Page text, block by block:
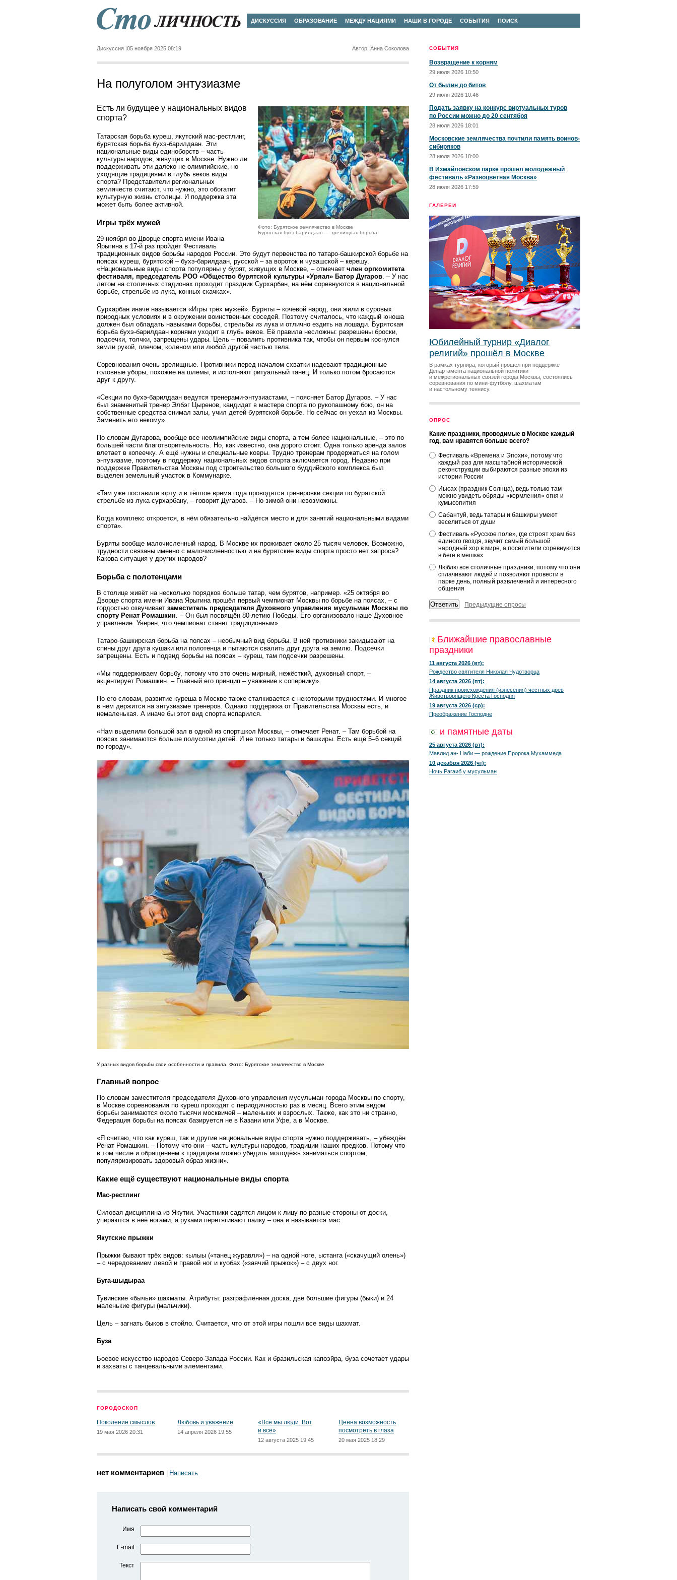
ДИСКУССИЯ ОБРАЗОВАНИЕ МЕЖДУ НАЦИЯМИ НАШИ В ГОРОДЕ СОБЫТИЯ ПОИСК
СОБЫТИЯ
Возвращение к корням
29 июля 2026 10:50
От былин до битов
29 июля 2026 10:46
Подать заявку на конкурс виртуальных туров
по России можно до 20 сентября
28 июля 2026 18:01
Московские землячества почтили память воинов-
сибиряков
28 июля 2026 18:00
В Измайловском парке прошёл молодёжный
фестиваль «Разноцветная Москва»
28 июля 2026 17:59
ГАЛЕРЕИ
Юбилейный турнир «Диалог
религий» прошёл в Москве
В рамках турнира, который прошел при поддержке
Департамента национальной политики
и межрегиональных связей города Москвы, состоялись
соревнования по мини-футболу, шахматам
и настольному теннису.
ОПРОС
Какие праздники, проводимые в Москве каждый
год, вам нравятся больше всего?
Фестиваль «Времена и Эпохи», потому что
каждый раз для масштабной исторической
реконструкции выбираются разные эпохи из
истории России
Иысах (праздник Солнца), ведь только там
можно увидеть обряды «кормления» огня и
кумысопития
Сабантуй, ведь татары и башкиры умеют
веселиться от души
Фестиваль «Русское поле», где строят храм без
единого гвоздя, звучит самый большой
народный хор в мире, а посетители соревнуются
в беге в мешках
Люблю все столичные праздники, потому что они
сплачивают людей и позволяют провести в
парке день, полный развлечений и интересного
общения
Предыдущие опросы
Ближайшие православные
праздники
11 августа 2026 (вт):
Рождество святителя Николая Чудотворца
14 августа 2026 (пт):
Праздник происхождения (изнесения) честных древ
Животворящего Креста Господня
19 августа 2026 (ср):
Преображение Господне
и памятные даты
25 августа 2026 (вт):
Мавлид ан- Наби — рождение Пророка Мухаммеда
10 декабря 2026 (чт):
Ночь Рагаиб у мусульман
Дискуссия 05 ноября 2025 08:19 Автор: Анна Соколова
На полуголом энтузиазме
Фото: Бурятское землячество в Москве
Бурятская бухэ-барилдаан — зрелищная борьба.
Есть ли будущее у национальных видов
спорта?
Татарская борьба куреш, якутский мас-рестлинг,
бурятская борьба бухэ-барилдаан. Эти
национальные виды единоборств – часть
культуры народов, живущих в Москве. Нужно ли
поддерживать эти далеко не олимпийские, но
уходящие традициями в глубь веков виды
спорта? Представители региональных
землячеств считают, что нужно, это обогатит
культурную жизнь столицы. И поддержка эта
может быть более активной.
Игры трёх мужей
29 ноября во Дворце спорта имени Ивана
Ярыгина в 17‑й раз пройдёт Фестиваль
традиционных видов борьбы народов России. Это будут первенства по татаро-башкирской борьбе на
поясах куреш, бурятской – бухэ-барилдаан, русской – за вороток и чувашской – керешу.
«Национальные виды спорта популярны у бурят, живущих в Москве, – отмечает член оргкомитета
фестиваля, председатель РОО «Общество бурятской культуры «Уряал» Батор Дугаров. – У нас
летом на столичных стадионах проходит праздник Сурхарбан, на нём соревнуются в национальной
борьбе, стрельбе из лука, конных скачках».
Сурхарбан иначе называется «Игры трёх мужей». Буряты – кочевой народ, они жили в суровых
природных условиях и в окружении воинственных соседей. Поэтому считалось, что каждый юноша
должен был обладать навыками борьбы, стрельбы из лука и отлично ездить на лошади. Бурятская
борьба бухэ-барилдаан корнями уходит в глубь веков. Её правила несложны: разрешены броски,
подсечки, толчки, запрещены удары. Цель – повалить противника так, чтобы он первым коснулся
земли рукой, плечом, коленом или любой другой частью тела.
Соревнования очень зрелищные. Противники перед началом схватки надевают традиционные
головные уборы, похожие на шлемы, и исполняют ритуальный танец. И только потом бросаются
друг к другу.
«Секции по бухэ-барилдаан ведутся тренерами-энтузиастами, – поясняет Батор Дугаров. – У нас
был знаменитый тренер Элбэг Цыренов, кандидат в мастера спорта по рукопашному бою, он на
собст­венные средства снимал залы, учил детей бурятской борьбе. Но сейчас он уехал из Москвы.
Заменить его некому».
По словам Дугарова, вообще все неолимпийские виды спорта, а тем более национальные, – это по
большей части благотворительность. Но, как известно, она дорого стоит. Одн­а только аренда залов
влетает в копеечку. А ещё нужны и специальные ковры. Трудно тренерам продержаться на голом
энтузиазме, поэтому в поддержку национальных видов спорта включается город. Недавно при
поддержке Правительства Москвы под строительство большого буддийского комплекса был
выделен земельный участок в Коммунарке.
«Там уже поставили юрту и в тёплое время года проводятся тренировки секции по бурятской
стрельбе из лука сурхарбану, – говорит Дугаров. – Но зимой они невозможны.
Когда комплекс откроется, в нём обязательно найдётся место и для занятий национальными видами
спорта».
Буряты вообще малочисленный народ. В Москве их проживает около 25 тысяч человек. Возможно,
трудности связаны именно с малочисленностью и на бурятские виды спорта просто нет запроса?
Какова ситуация у других народов?
Борьба с полотенцами
В столице живёт на несколько порядков больше татар, чем бурятов, например. «25 октября во
Дворце спорта имени Ивана Ярыгина прошёл первый чемпионат Москвы по борьбе на поясах, – с
гордостью озвучивает заместитель председателя Духовного управления мусульман Москвы по
спорту Ренат Ромашкин. – Он был посвящён 80-летию Победы. Его организовало наше Духовное
управление. Уверен, что чемпионат станет традиционным».
Татаро-башкирская борьба на поясах – необычный вид борьбы. В ней противник­и закидываю­т на
спины друг друга кушаки или полотенца и пытаются свалить друг друга на землю. Подсечки
запрещены. Есть и подвид борьбы на поясах – куреш, там подсечки разрешены.
«Мы поддерживаем борьбу, потому что это очень мирный, нежёсткий, духовный спорт, –
акцентирует Ромашкин. – Главный его принцип – уважение к сопернику».
По его словам, развитие куреша в Москве также сталкивается с некоторыми трудностями. И многое
в нём держится на энтузиазме тренеров. Однако поддержка от Правительства Москвы есть, и
немаленькая. А иначе бы этот вид спорта испарился.
«Нам выделили большой зал в одной из спортшкол Москвы, – отмечает Ренат. – Там борьбой на
поясах занимаются больше полусотни детей. И не только татары и башкиры. Есть ещё 5–6 секций
по городу».
У разных видов борьбы свои особенности и правила. Фото: Бурятское землячество в Москве
Главный вопрос
По словам заместителя председателя Духовного управления мусульман города Москвы по спорту,
в Москве соревнования по куреш проходят с периодичность­ю раз в месяц. Всего этим видом
борьбы занимаются около тысячи москвичей – маленьких и взрослых. Также, как это ни странно,
Федерация борьбы на поясах базируется не в Казани или Уфе, а в Москве.
«Я считаю, что как куреш, так и другие национальные виды спорта нужно поддерживать, – убеждён
Ренат Ромашкин. – Потому что они – часть культуры народов, традиции наших предков. Потому что
в том числе и обращением к традициям можно убедить молодёжь заниматься спортом,
популяризировать здоровый образ жизни».
Какие ещё существуют национальные виды спорта
Мас-рестлинг
Силовая дисциплина из Якутии. Участники садятся лицом к лицу по разные стороны от доски,
упираются в неё ногами, а руками перетягивают палку – она и называется мас.
Якутские прыжки
Прыжки бывают трёх видов: кылыы («танец журавля») – на одной ноге, ыстанга («скачущий олень»)
– с чередованием левой и правой ног и куобах («заячий прыжок») – с двух ног.
Буга-шыдыраа
Тувинские «бычьи» шахматы. Атрибуты: разграфлённая доска, две большие фигуры (быки) и 24
маленькие фигуры (мальчики).
Цель – загнать быков в стойло. Считается, что от этой игры пошли все виды шахмат.
Буза
Боевое искусство народов Северо-Запада России. Как и бразильская капоэйра, буза сочетает удары
и захваты с танцевальными элементами.
ГОРОДОСКОП
Поколение смыслов
19 мая 2026 20:31
Любовь и уважение
14 апреля 2026 19:55
«Все мы люди. Вот
и всё»
12 августа 2025 19:45
Ценна возможность
посмотреть в глаза
20 мая 2025 18:29
нет комментариев Написать
Написать свой комментарий
Имя
E-mail
Текст